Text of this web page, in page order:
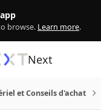
browse. Learn more.
Next
et Conseils d'achat